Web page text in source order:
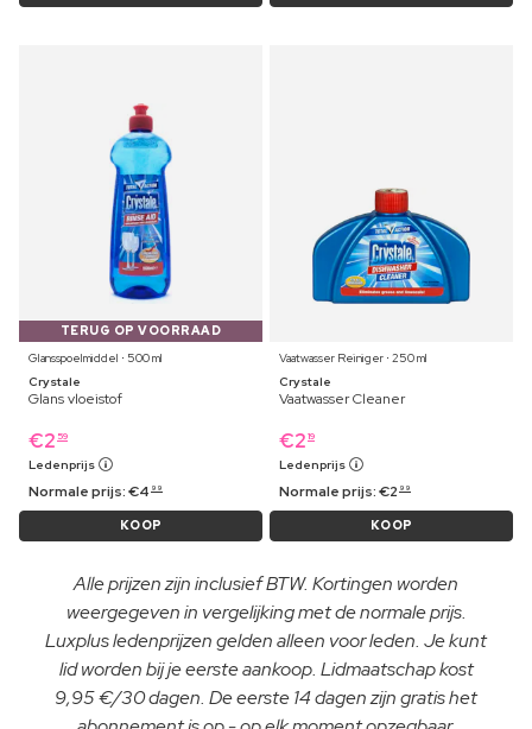
TERUG OP VOORRAAD
Glansspoelmiddel ⋅ 500 ml
Crystale
Glans vloeistof
€2 59
Ledenprijs
Normale prijs:€4 99
KOOP
Vaatwasser Reiniger ⋅ 250 ml
Crystale
Vaatwasser Cleaner
€2 19
Ledenprijs
Normale prijs:€2 99
KOOP
Alle prijzen zijn inclusief BTW. Kortingen worden
weergegeven in vergelijking met de normale prijs.
Luxplus ledenprijzen gelden alleen voor leden. Je kunt
lid worden bij je eerste aankoop. Lidmaatschap kost
9,95 €/30 dagen. De eerste 14 dagen zijn gratis het